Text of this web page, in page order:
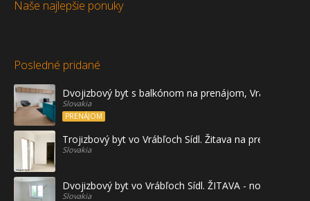
Naše najlepšie ponuky
Posledné pridané
Dvojizbový byt s balkónom na prenájom, Vráble
Slovakia
PRENÁJOM
Trojizbový byt vo Vrábľoch Sídl. Žitava na predaj - prvé
Slovakia
Dvojizbový byt vo Vrábľoch Sídl. ŽITAVA - novostavba
Slovakia